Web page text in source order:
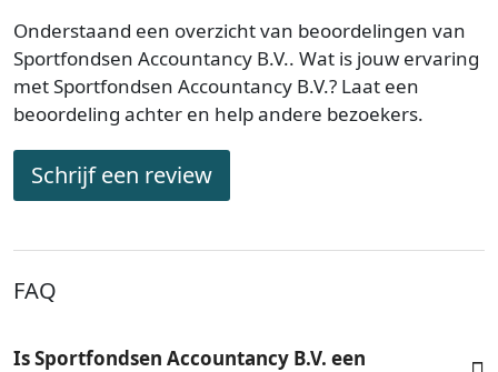
Onderstaand een overzicht van beoordelingen van
Sportfondsen Accountancy B.V.. Wat is jouw ervaring
met Sportfondsen Accountancy B.V.? Laat een
beoordeling achter en help andere bezoekers.
Schrijf een review
FAQ
Is Sportfondsen Accountancy B.V. een